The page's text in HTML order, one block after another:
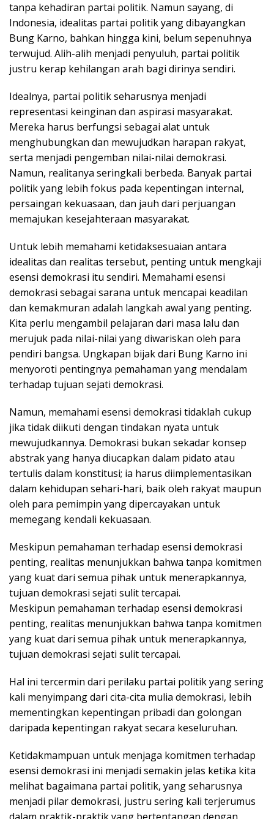
tanpa kehadiran partai politik. Namun sayang, di
Indonesia, idealitas partai politik yang dibayangkan
Bung Karno, bahkan hingga kini, belum sepenuhnya
terwujud. Alih-alih menjadi penyuluh, partai politik
justru kerap kehilangan arah bagi dirinya sendiri.
Idealnya, partai politik seharusnya menjadi
representasi keinginan dan aspirasi masyarakat.
Mereka harus berfungsi sebagai alat untuk
menghubungkan dan mewujudkan harapan rakyat,
serta menjadi pengemban nilai-nilai demokrasi.
Namun, realitanya seringkali berbeda. Banyak partai
politik yang lebih fokus pada kepentingan internal,
persaingan kekuasaan, dan jauh dari perjuangan
memajukan kesejahteraan masyarakat.
Untuk lebih memahami ketidaksesuaian antara
idealitas dan realitas tersebut, penting untuk mengkaji
esensi demokrasi itu sendiri. Memahami esensi
demokrasi sebagai sarana untuk mencapai keadilan
dan kemakmuran adalah langkah awal yang penting.
Kita perlu mengambil pelajaran dari masa lalu dan
merujuk pada nilai-nilai yang diwariskan oleh para
pendiri bangsa. Ungkapan bijak dari Bung Karno ini
menyoroti pentingnya pemahaman yang mendalam
terhadap tujuan sejati demokrasi.
Namun, memahami esensi demokrasi tidaklah cukup
jika tidak diikuti dengan tindakan nyata untuk
mewujudkannya. Demokrasi bukan sekadar konsep
abstrak yang hanya diucapkan dalam pidato atau
tertulis dalam konstitusi; ia harus diimplementasikan
dalam kehidupan sehari-hari, baik oleh rakyat maupun
oleh para pemimpin yang dipercayakan untuk
memegang kendali kekuasaan.
Meskipun pemahaman terhadap esensi demokrasi
penting, realitas menunjukkan bahwa tanpa komitmen
yang kuat dari semua pihak untuk menerapkannya,
tujuan demokrasi sejati sulit tercapai.
Meskipun pemahaman terhadap esensi demokrasi
penting, realitas menunjukkan bahwa tanpa komitmen
yang kuat dari semua pihak untuk menerapkannya,
tujuan demokrasi sejati sulit tercapai.
Hal ini tercermin dari perilaku partai politik yang sering
kali menyimpang dari cita-cita mulia demokrasi, lebih
mementingkan kepentingan pribadi dan golongan
daripada kepentingan rakyat secara keseluruhan.
Ketidakmampuan untuk menjaga komitmen terhadap
esensi demokrasi ini menjadi semakin jelas ketika kita
melihat bagaimana partai politik, yang seharusnya
menjadi pilar demokrasi, justru sering kali terjerumus